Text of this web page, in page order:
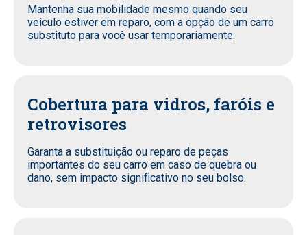
Mantenha sua mobilidade mesmo quando seu
veículo estiver em reparo, com a opção de um carro
substituto para você usar temporariamente.
Cobertura para vidros, faróis e
retrovisores
Garanta a substituição ou reparo de peças
importantes do seu carro em caso de quebra ou
dano, sem impacto significativo no seu bolso.